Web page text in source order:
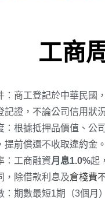
工商
：商工登記於中華民國
記證，不論公司信用狀
：根據抵押品價值、公
提前償還不收取違約金。
：工商融資月息1.0%起
，除借款利息及倉棧費
：期數最短1期（3個月